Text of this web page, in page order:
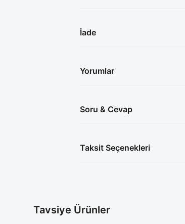
İade
Yorumlar
Soru & Cevap
Taksit Seçenekleri
Tavsiye Ürünler